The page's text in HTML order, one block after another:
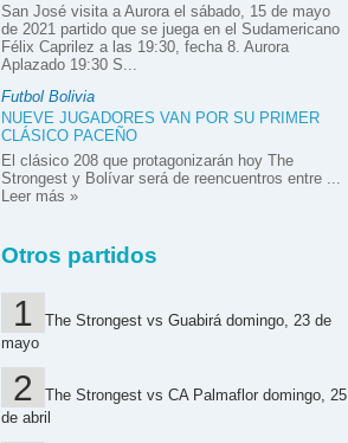
San José visita a Aurora el sábado, 15 de mayo
de 2021 partido que se juega en el Sudamericano
Félix Caprilez a las 19:30, fecha 8. Aurora
Aplazado 19:30 S...
Futbol Bolivia
NUEVE JUGADORES VAN POR SU PRIMER
CLÁSICO PACEÑO
El clásico 208 que protagonizarán hoy The
Strongest y Bolívar será de reencuentros entre ...
Leer más »
Otros partidos
The Strongest vs Guabirá domingo, 23 de
mayo
The Strongest vs CA Palmaflor domingo, 25
de abril